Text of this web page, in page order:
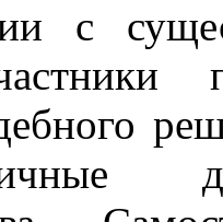
с